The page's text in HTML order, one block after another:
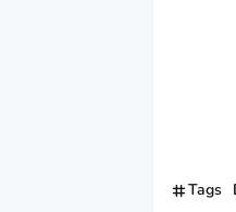
Tags